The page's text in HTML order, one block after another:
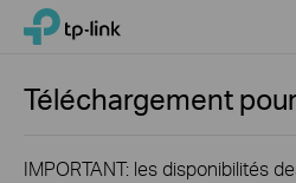
Click
the
navigation
TP-Link, Reliably Smart
Téléchargement
IMPORTANT: les disponibilités